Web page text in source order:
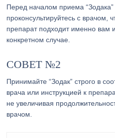
Перед началом приема “Зодака”
проконсультируйтесь с врачом,
препарат подходит именно вам
конкретном случае.
СОВЕТ №2
Принимайте “Зодак” строго в
врача или инструкцией к
не увеличивая
врачом.